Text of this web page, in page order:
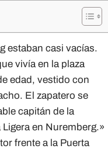
estaban casi vacías.
vivía en la plaza
edad, vestido con
El zapatero se
capitán de la
en Nuremberg.»
frente a la Puerta